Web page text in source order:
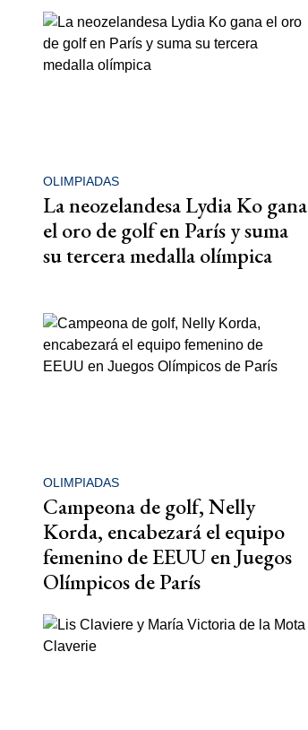
OLIMPIADAS
La neozelandesa Lydia Ko gana
el oro de golf en París y suma
su tercera medalla olímpica
OLIMPIADAS
Campeona de golf, Nelly
Korda, encabezará el equipo
femenino de EEUU en Juegos
Olímpicos de París